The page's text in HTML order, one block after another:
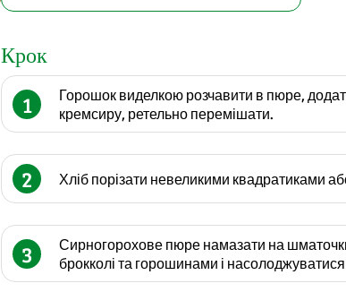
Крок
1
Горошок виделкою розчавити в пюре,
кремсиру, ретельно перемішати.
2 Хліб порізати невеликими квадратиками
3
Сирногорохове пюре намазати на
брокколі та горошинами і